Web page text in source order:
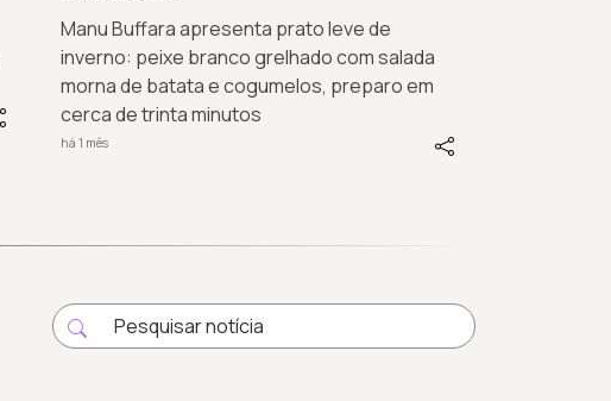
Manu Buffara apresenta prato leve de
inverno: peixe branco grelhado com salada
morna de batata e cogumelos, preparo em
cerca de trinta minutos
há 1 mês